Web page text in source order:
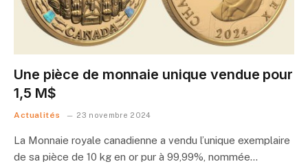
Une pièce de monnaie unique vendue pour
1,5 M$
Actualités 23 novembre 2024
La Monnaie royale canadienne a vendu l’unique exemplaire
de sa pièce de 10 kg en or pur à 99,99%, nommée…